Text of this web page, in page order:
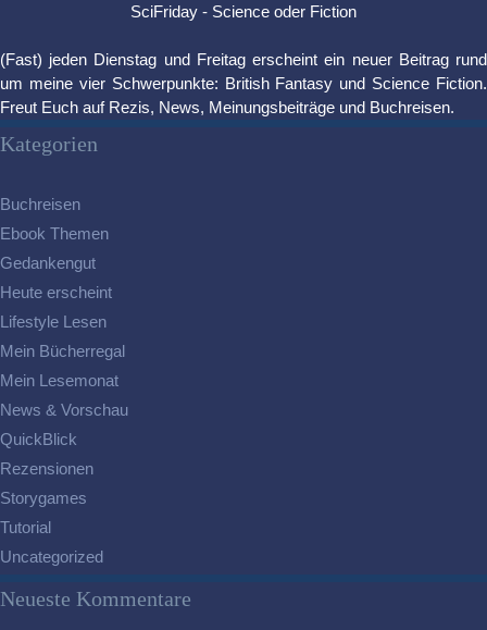
SciFriday - Science oder Fiction
(Fast) jeden Dienstag und Freitag erscheint ein neuer Beitrag rund
um meine vier Schwerpunkte: British Fantasy und Science Fiction.
Freut Euch auf Rezis, News, Meinungsbeiträge und Buchreisen.
Kategorien
Buchreisen
Ebook Themen
Gedankengut
Heute erscheint
Lifestyle Lesen
Mein Bücherregal
Mein Lesemonat
News & Vorschau
QuickBlick
Rezensionen
Storygames
Tutorial
Uncategorized
Neueste Kommentare